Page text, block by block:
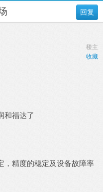
回复
楼主
收藏
和福达了
，精度的稳定及设备故障率